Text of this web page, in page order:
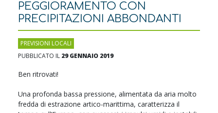
PEGGIORAMENTO CON
PRECIPITAZIONI ABBONDANTI
PREVISIONI LOCALI
PUBBLICATO IL 29 GENNAIO 2019
Ben ritrovati!
Una profonda bassa pressione, alimentata da aria molto
fredda di estrazione artico-marittima, caratterizza il